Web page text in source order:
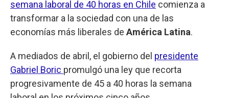
semana laboral de 40 horas en Chile comienza a
transformar a la sociedad con una de las
economías más liberales de América Latina.
A mediados de abril, el gobierno del presidente
Gabriel Boric promulgó una ley que recorta
progresivamente de 45 a 40 horas la semana